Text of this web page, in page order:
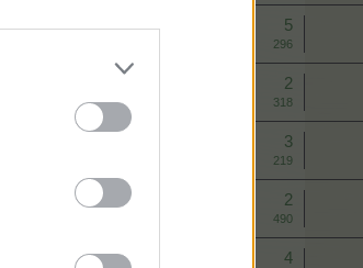
5
296
2
318
3
219
2
490
4